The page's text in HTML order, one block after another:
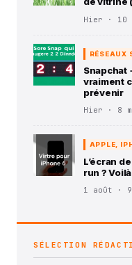
Hier · 10
RÉSEAUX
Snapchat
vraiment
prévenir
Hier · 8
APPLE,
L’écran
run ?
1 août ·
SÉLECTION